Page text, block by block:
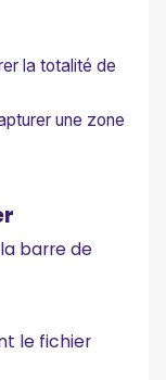
la totalité de
une zone
barre de
le fichier